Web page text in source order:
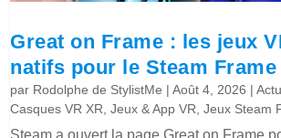
Great on Frame : les jeux
natifs pour le Steam Frame
par Rodolphe de StylistMe |Août 4, 2026 |
Casques VR XR,Jeux & App VR,Jeux Steam